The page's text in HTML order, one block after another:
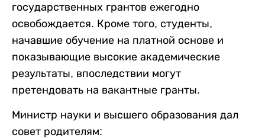
государственных грантов ежегодно
освобождается. Кроме того, студенты,
начавшие обучение на платной основе и
показывающие высокие академические
результаты, впоследствии могут
претендовать на вакантные гранты.
Министр науки и высшего образования дал
совет родителям: